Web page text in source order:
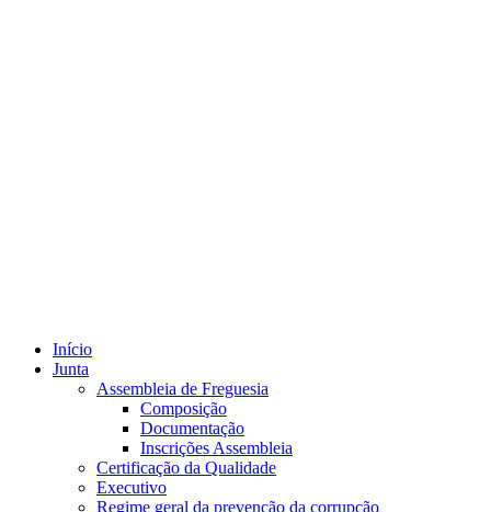
Início
Junta
Assembleia de Freguesia
Composição
Documentação
Inscrições Assembleia
Certificação da Qualidade
Executivo
Regime geral da prevenção da corrupção